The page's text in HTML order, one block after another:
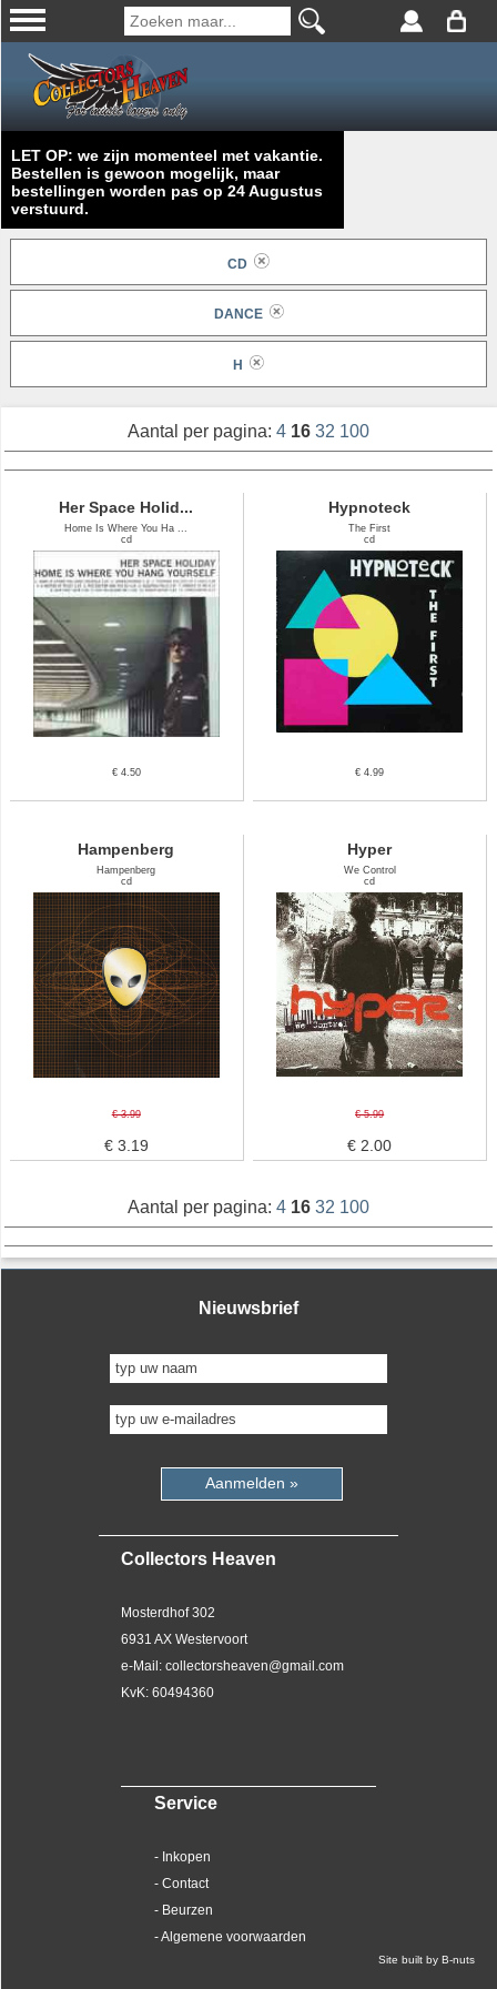
LET OP: we zijn momenteel met vakantie.
Bestellen is gewoon mogelijk, maar
bestellingen worden pas op 24 Augustus
verstuurd.
CD
DANCE
H
Aantal per pagina: 4 16 32 100
Her Space Holid...
Home Is Where You Ha ...
cd
€ 4.50
Hypnoteck
The First
cd
€ 4.99
Hampenberg
Hampenberg
cd
€ 3.99
€ 3.19
Hyper
We Control
cd
€ 5.99
€ 2.00
Aantal per pagina: 4 16 32 100
Nieuwsbrief
Aanmelden »
Collectors Heaven
Mosterdhof 302
6931 AX Westervoort
e-Mail: collectorsheaven@gmail.com
KvK: 60494360
Service
- Inkopen
- Contact
- Beurzen
- Algemene voorwaarden
Site built by B-nuts